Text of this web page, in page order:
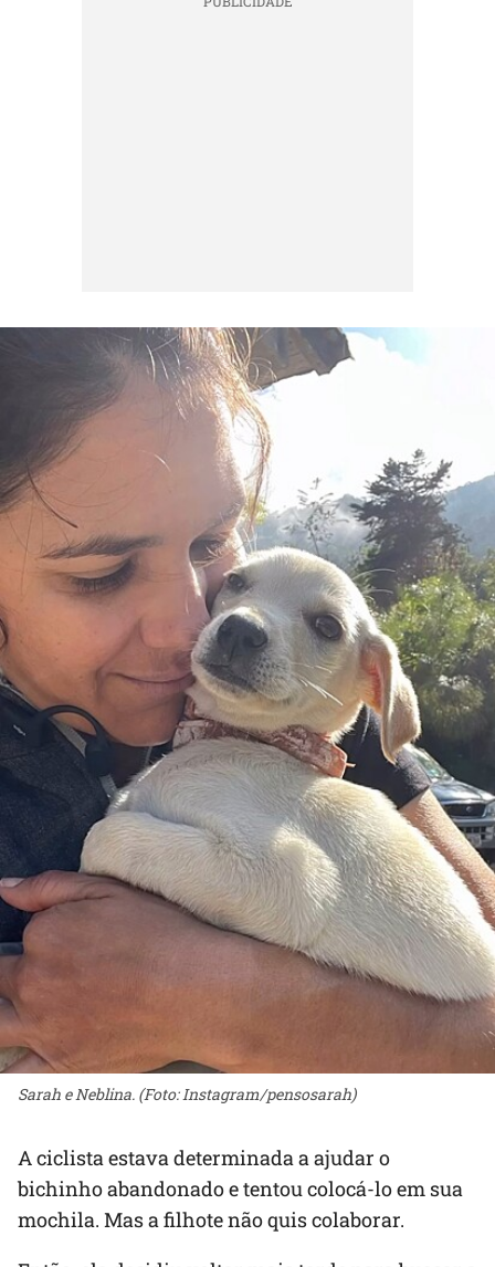
Sarah e Neblina. (Foto: Instagram/pensosarah)
A ciclista estava determinada a ajudar o
bichinho abandonado e tentou colocá-lo em sua
mochila. Mas a filhote não quis colaborar.